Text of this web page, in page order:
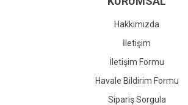
Gönder
Hakkımızda
İletişim
İletişim Formu
Havale Bildirim Formu
Sipariş Sorgula